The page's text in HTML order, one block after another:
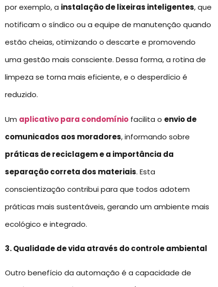
por exemplo, a instalação de lixeiras inteligentes, que
notificam o síndico ou a equipe de manutenção quando
estão cheias, otimizando o descarte e promovendo
uma gestão mais consciente. Dessa forma, a rotina de
limpeza se torna mais eficiente, e o desperdício é
reduzido.
Um aplicativo para condomínio facilita o envio de
comunicados aos moradores, informando sobre
práticas de reciclagem e a importância da
separação correta dos materiais. Esta
conscientização contribui para que todos adotem
práticas mais sustentáveis, gerando um ambiente mais
ecológico e integrado.
3. Qualidade de vida através do controle ambiental
Outro benefício da automação é a capacidade de